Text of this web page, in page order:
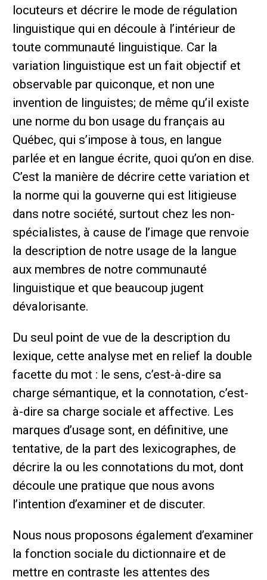
locuteurs et décrire le mode de régulation
linguistique qui en découle à l’intérieur de
toute communauté linguistique. Car la
variation linguistique est un fait objectif et
observable par quiconque, et non une
invention de linguistes; de même qu’il existe
une norme du bon usage du français au
Québec, qui s’impose à tous, en langue
parlée et en langue écrite, quoi qu’on en dise.
C’est la manière de décrire cette variation et
la norme qui la gouverne qui est litigieuse
dans notre société, surtout chez les non-
spécialistes, à cause de l’image que renvoie
la description de notre usage de la langue
aux membres de notre communauté
linguistique et que beaucoup jugent
dévalorisante.
Du seul point de vue de la description du
lexique, cette analyse met en relief la double
facette du mot : le sens, c’est-à-dire sa
charge sémantique, et la connotation, c’est-
à-dire sa charge sociale et affective. Les
marques d’usage sont, en définitive, une
tentative, de la part des lexicographes, de
décrire la ou les connotations du mot, dont
découle une pratique que nous avons
l’intention d’examiner et de discuter.
Nous nous proposons également d’examiner
la fonction sociale du dictionnaire et de
mettre en contraste les attentes des